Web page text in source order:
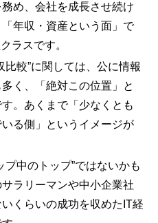
め、会社を成長させ続け
年収・資産という面」で
ラスです。
比較”に関しては、公に情報
く、「絶対この位置」と
。あくまで「少なくとも
る側」というイメージが
プ中のトップ”ではないかも
ラリーマンや中小企業社
くらいの成功を収めたIT経